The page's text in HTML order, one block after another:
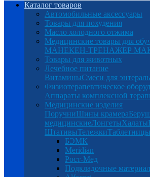
Каталог товаров
Автомобильные аксессуары
Товары для похудения
Масло холодного отжима
Медицинские товары для
МАНЕКЕН-ТРЕНАЖЕР
Товары для животных
Лечебное питание
ВитаминыСмеси для
Физиотерапевтическое
Аппараты комплексной
Медицинские изделия
ПоручниШины крамера
медицинскиеЛонгетыХалаты
ШтативыТележкиТаблетницы
БЭМК
Meridian
Рост-Мед
Подкладочные